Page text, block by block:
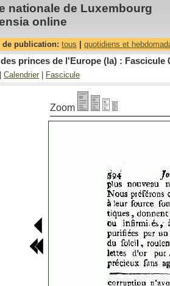
nationale de Luxembourg
online
de publication: tous quotidiens et
princes de l'Europe (la) : Fascicule
Calendrier Fascicule
Zoom